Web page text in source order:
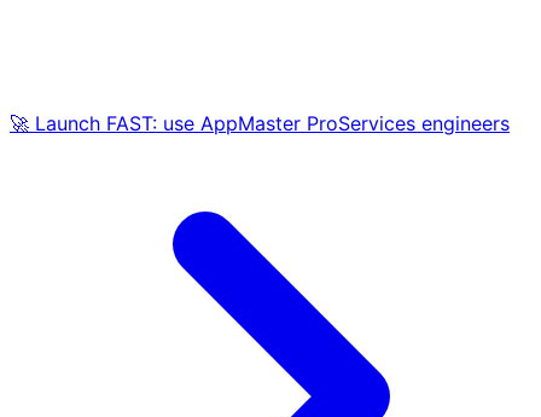
🚀 Launch FAST: use AppMaster ProServices engineers